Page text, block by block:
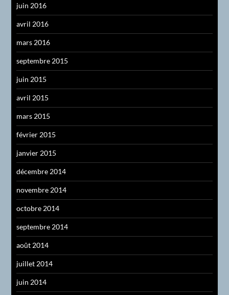
juin 2016
avril 2016
mars 2016
septembre 2015
juin 2015
avril 2015
mars 2015
février 2015
janvier 2015
décembre 2014
novembre 2014
octobre 2014
septembre 2014
août 2014
juillet 2014
juin 2014